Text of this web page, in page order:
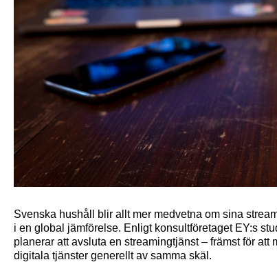
Svenska hushåll blir allt mer medvetna om sina
i en global jämförelse. Enligt konsultföretaget EY:s
planerar att avsluta en streamingtjänst – främst för
digitala tjänster generellt av samma skäl.